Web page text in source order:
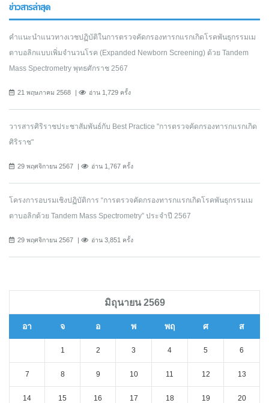
ข่าวสารล่าสุด
คำแนะนำแนวทางเวชปฏิบัติในการตรวจคัดกรองทารกแรกเกิดโรคพันธุกรรมเม
ตาบอลิกแบบเพิ่มจำนวนโรค (Expanded Newborn Screening) ด้วย Tandem
Mass Spectrometry พุทธศักราช 2567
21 พฤษภาคม 2568 อ่าน 1,729 ครั้ง
วารสารศิริราชประชาสัมพันธ์กับ Best Practice "การตรวจคัดกรองทารกแรกเกิด
ศิริราช"
29 พฤศจิกายน 2567 อ่าน 1,767 ครั้ง
โครงการอบรมเชิงปฏิบัติการ “การตรวจคัดกรองทารกแรกเกิดโรคพันธุกรรมเม
ตาบอลิกด้วย Tandem Mass Spectrometry” ประจำปี 2567
29 พฤศจิกายน 2567 อ่าน 3,851 ครั้ง
มิถุนายน 2569
อา จ อ พ พฤ ศ ส
1 2 3 4 5 6
7 8 9 10 11 12 13
14 15 16 17 18 19 20